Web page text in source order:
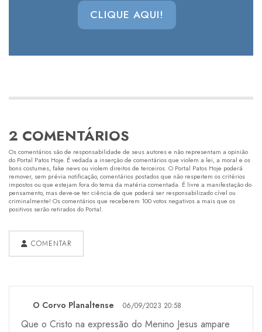
CLIQUE AQUI!
2 COMENTÁRIOS
Os comentários são de responsabilidade de seus autores e não representam a opinião
do Portal Patos Hoje. É vedada a inserção de comentários que violem a lei, a moral e os
bons costumes, fake news ou violem direitos de terceiros. O Portal Patos Hoje poderá
remover, sem prévia notificação, comentários postados que não respeitem os critérios
impostos ou que estejam fora do tema da matéria comentada. É livre a manifestação do
pensamento, mas deve-se ter ciência de que poderá ser responsabilizado cível ou
criminalmente! Os comentários que receberem 100 votos negativos a mais que os
positivos serão retirados do Portal.
COMENTAR
O Corvo Planaltense 06/09/2023 20:58
Que o Cristo na expressão do Menino Jesus ampare